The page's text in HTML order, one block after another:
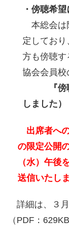
・傍聴希
本総会は
定してお
方も傍聴
協会会員校
『
しました）
出席者へ
の限定公開
（水）午後
送信いたしま
詳細は、３
（PDF：629